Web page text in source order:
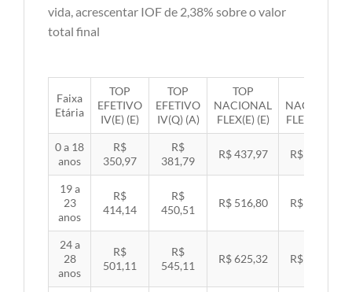
vida, acrescentar IOF de 2,38% sobre o valor
total final
Faixa
Etária
TOP
EFETIVO
IV(E) (E)
TOP
EFETIVO
IV(Q) (A)
TOP
NACIONAL
FLEX(E) (E)
NACIONAL
FLEX(Q) (A)
0 a 18
anos
R$
350,97
R$
381,79
R$ 437,97 R$ 451,33
19 a
23
anos
R$
414,14
R$
450,51
R$ 516,80 R$ 532,57
24 a
28
anos
R$
501,11
R$
545,11
R$ 625,32 R$ 644,40